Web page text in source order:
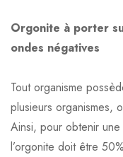
Orgonite à porter
ondes négatives
Tout organisme
plusieurs organismes,
Ainsi, pour obtenir
l’orgonite doit être